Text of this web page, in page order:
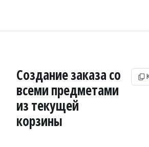
Создание заказа со
всеми предметами
из текущей
корзины